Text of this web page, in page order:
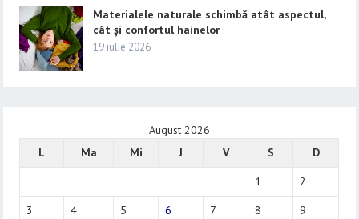
Materialele naturale schimbă atât aspectul,
cât și confortul hainelor
19 iulie 2026
August 2026
L
Ma Mi J V S
D
1
2
3
4 5 6 7 8
9